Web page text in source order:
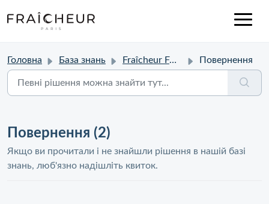
Головна База знань Fraîcheur FAQ Повернення
Повернення (2)
Якщо ви прочитали і не знайшли рішення в нашій базі
знань, люб'язно надішліть квиток.